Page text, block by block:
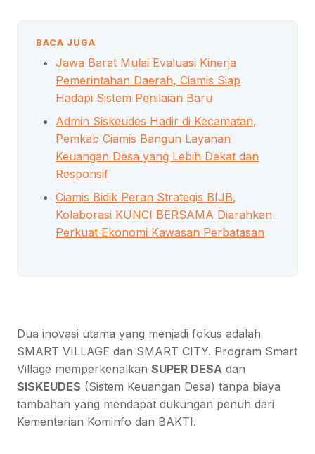
BACA JUGA
Jawa Barat Mulai Evaluasi Kinerja
Pemerintahan Daerah, Ciamis Siap
Hadapi Sistem Penilaian Baru
Admin Siskeudes Hadir di Kecamatan,
Pemkab Ciamis Bangun Layanan
Keuangan Desa yang Lebih Dekat dan
Responsif
Ciamis Bidik Peran Strategis BIJB,
Kolaborasi KUNCI BERSAMA Diarahkan
Perkuat Ekonomi Kawasan Perbatasan
Dua inovasi utama yang menjadi fokus adalah
SMART VILLAGE dan SMART CITY. Program Smart
Village memperkenalkan SUPER DESA dan
SISKEUDES (Sistem Keuangan Desa) tanpa biaya
tambahan yang mendapat dukungan penuh dari
Kementerian Kominfo dan BAKTI.